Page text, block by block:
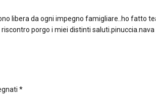
libera da ogni impegno famigliare..ho fatto
porgo i miei distinti saluti.pinuccia.nava
*